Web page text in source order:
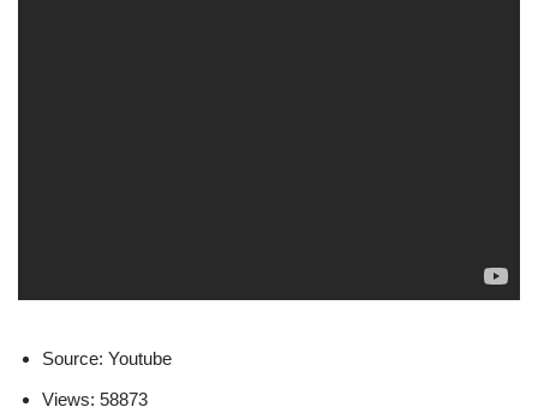
Source: Youtube
Views: 58873